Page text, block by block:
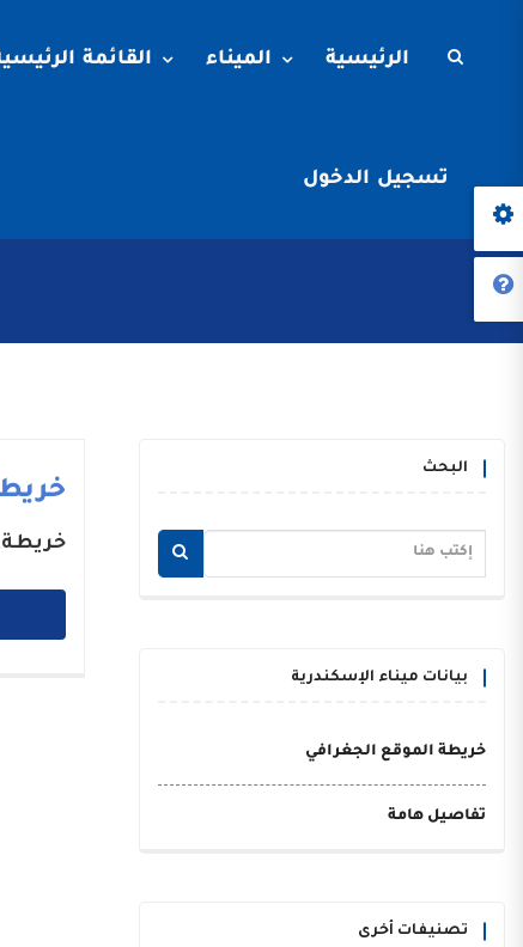
الرئيسية الميناء القائمة
تسجيل الدخول
البحث
بيانات ميناء الإسكندرية
خريطة الموقع الجغرافي
تفاصيل هامة
تصنيفات أخرى
خريطة